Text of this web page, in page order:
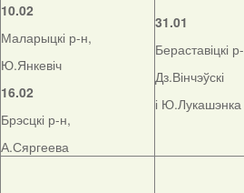
10.02
Маларыцкі р-н,
Ю.Янкевіч
16.02
Брэсцкі р-н,
А.Сяргеева
31.01
Бераставіцкі
Дз.Вінчэўскі
і Ю.Лукашэнка